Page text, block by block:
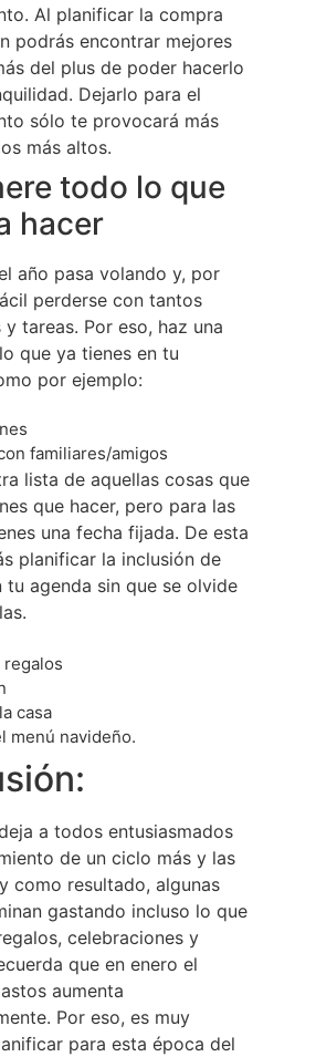
Al planificar la compra
podrás encontrar mejores
del plus de poder hacerlo
Dejarlo para el
sólo te provocará más
más altos.
todo lo que
hacer
año pasa volando y, por
perderse con tantos
tareas. Por eso, haz una
que ya tienes en tu
por ejemplo:
familiares/amigos
lista de aquellas cosas que
que hacer, pero para las
una fecha fijada. De esta
planificar la inclusión de
tu agenda sin que se olvide
regalos
casa
menú navideño.
a todos entusiasmados
de un ciclo más y las
como resultado, algunas
gastando incluso lo que
celebraciones y
que en enero el
aumenta
Por eso, es muy
para esta época del